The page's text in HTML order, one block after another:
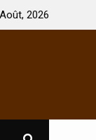
de
touchés ?
2026